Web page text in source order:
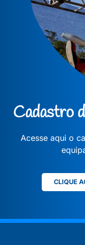
Cadastro
Acesse aqui o
CLIQUE